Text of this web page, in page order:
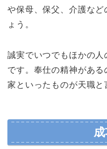
や保母、保父、介護な
ょう。
誠実でいつでもほかの人
です。奉仕の精神があ
家といったものが天職と